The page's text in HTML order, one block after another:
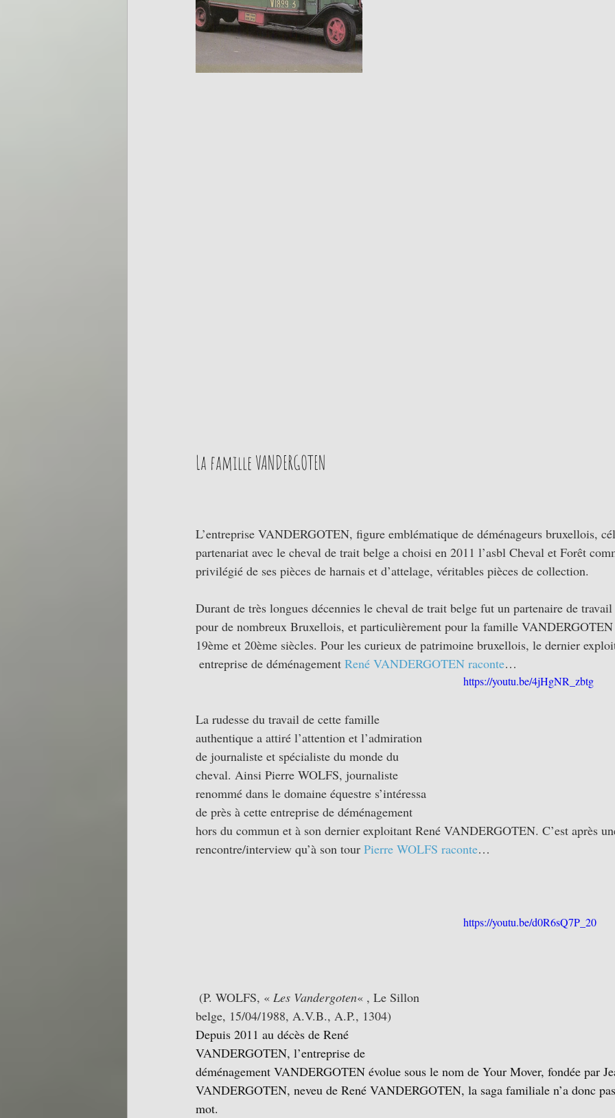
La famille VANDERGOTEN
L’entreprise VANDERGOTEN, figure emblématique de déménageurs bruxellois,
partenariat avec le cheval de trait belge a choisi en 2011 l’asbl Cheval et Forêt
privilégié de ses pièces de harnais et d’attelage, véritables pièces de collection.
Durant de très longues décennies le cheval de trait belge fut un partenaire de
pour de nombreux Bruxellois, et particulièrement pour la famille
19ème et 20ème siècles. Pour les curieux de patrimoine bruxellois, le dernier
entreprise de déménagement René VANDERGOTEN raconte…
https://youtu.be/4jHgNR_zbtg
La rudesse du travail de cette famille
authentique a attiré l’attention et l’admiration
de journaliste et spécialiste du monde du
cheval. Ainsi Pierre WOLFS, journaliste
renommé dans le domaine équestre s’intéressa
de près à cette entreprise de déménagement
hors du commun et à son dernier exploitant René VANDERGOTEN. C’est après
rencontre/interview qu’à son tour Pierre WOLFS raconte…
https://youtu.be/d0R6sQ7P_20
(P. WOLFS, « Les Vandergoten« , Le Sillon
belge, 15/04/1988, A.V.B., A.P., 1304)
Depuis 2011 au décès de René
VANDERGOTEN, l’entreprise de
déménagement VANDERGOTEN évolue sous le nom de Your Mover, fondée par
VANDERGOTEN, neveu de René VANDERGOTEN, la saga familiale n’a donc
mot.